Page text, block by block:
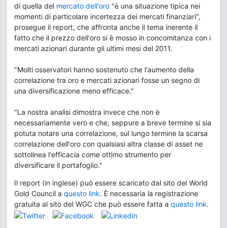
di quella del mercato dell'oro "è una situazione tipica nei
momenti di particolare incertezza dei mercati finanziari",
prosegue il report, che affronta anche il tema inerente il
fatto che il prezzo dell'oro si è mosso in concomitanza con i
mercati azionari durante gli ultimi mesi del 2011.
"Molti osservatori hanno sostenuto che l'aumento della
correlazione tra oro e mercati azionari fosse un segno di
una diversificazione meno efficace."
"La nostra analisi dimostra invece che non è
necessariamente vero e che, seppure a breve termine si sia
potuta notare una correlazione, sul lungo termine la scarsa
correlazione dell'oro con qualsiasi altra classe di asset ne
sottolinea l'efficacia come ottimo strumento per
diversificare il portafoglio."
Il report (in inglese) può essere scaricato dal sito del World
Gold Council a questo link. È necessaria la registrazione
gratuita al sito del WGC che può essere fatta a questo link.